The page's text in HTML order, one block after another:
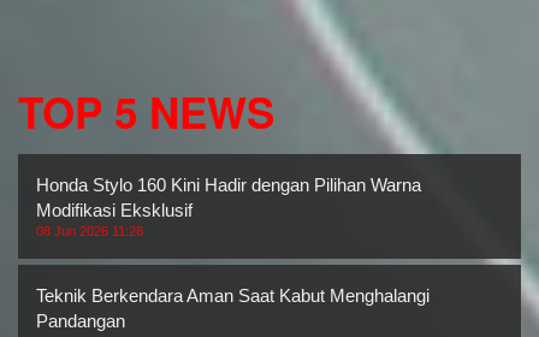
TOP 5 NEWS
Honda Stylo 160 Kini Hadir dengan Pilihan Warna
Modifikasi Eksklusif
08 Jun 2026 11:28
Teknik Berkendara Aman Saat Kabut Menghalangi
Pandangan